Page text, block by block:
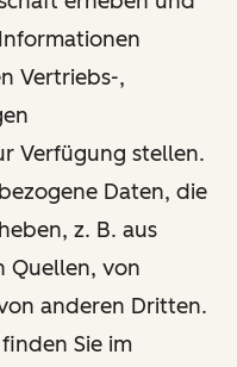
Vertriebs-,
Verfügung stellen.
Daten, die
z. B. aus
Quellen, von
anderen Dritten.
Sie im